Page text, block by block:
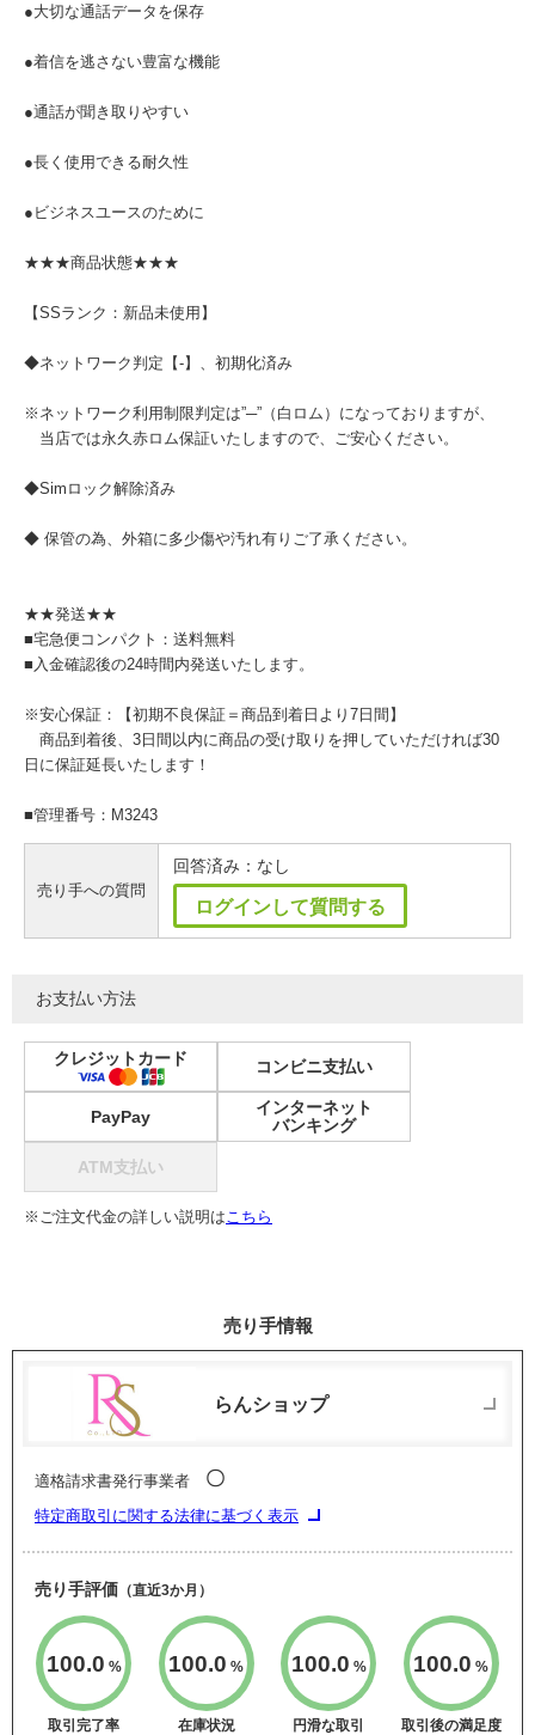
●大切な通話データを保存
●着信を逃さない豊富な機能
●通話が聞き取りやすい
●長く使用できる耐久性
●ビジネスユースのために
★★★商品状態★★★
【SSランク：新品未使用】
◆ネットワーク判定【-】、初期化済み
※ネットワーク利用制限判定は”─”（白ロム）になっておりますが、
当店では永久赤ロム保証いたしますので、ご安心ください。
◆Simロック解除済み
◆ 保管の為、外箱に多少傷や汚れ有りご了承ください。
★★発送★★
■宅急便コンパクト：送料無料
■入金確認後の24時間内発送いたします。
※安心保証：【初期不良保証＝商品到着日より7日間】
商品到着後、3日間以内に商品の受け取りを押していただければ30
日に保証延長いたします！
■管理番号：M3243
売り手への質問
回答済み：なし
ログインして質問する
お支払い方法
クレジットカード コンビニ支払い
PayPay
インターネット
バンキング
ATM支払い
※ご注文代金の詳しい説明はこちら
売り手情報
らんショップ
適格請求書発行事業者 〇
特定商取引に関する法律に基づく表示
売り手評価 （直近3か月）
100.0 %
取引完了率
100.0 %
在庫状況
100.0 %
円滑な取引
100.0 %
取引後の満足度